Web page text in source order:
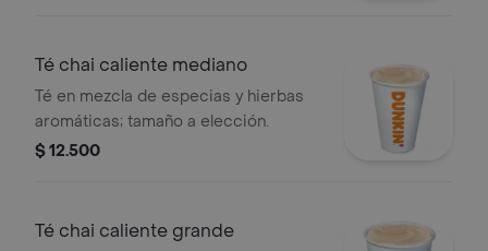
Té chai caliente mediano
Té en mezcla de especias y hierbas
aromáticas; tamaño a elección.
$ 12.500
Té chai caliente grande